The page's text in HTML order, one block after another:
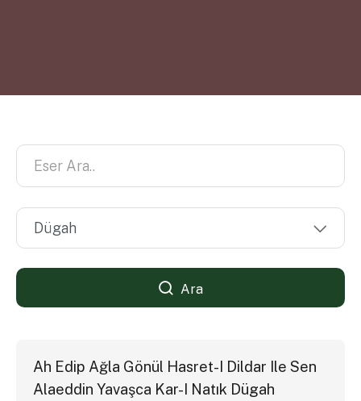
Ara
Ah Edip Ağla Gönül Hasret-I Dildar Ile Sen
Alaeddin Yavaşca Kar-I Natık Dügah